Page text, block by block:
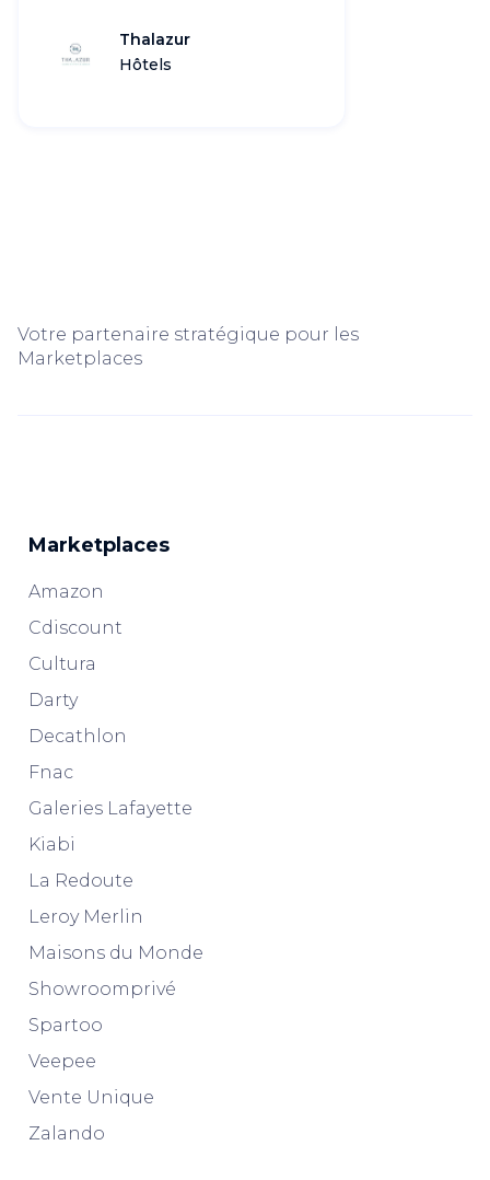
Thalazur
Hôtels
Votre partenaire stratégique pour les
Marketplaces
Marketplaces
Amazon
Cdiscount
Cultura
Darty
Decathlon
Fnac
Galeries Lafayette
Kiabi
La Redoute
Leroy Merlin
Maisons du Monde
Showroomprivé
Spartoo
Veepee
Vente Unique
Zalando